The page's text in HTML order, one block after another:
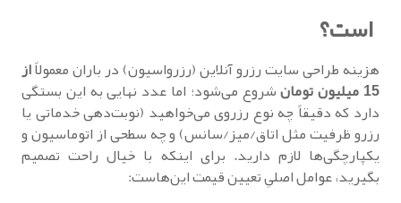
است؟
هزینه طراحی سایت رزرو آنلاین (رزرواسیون) در باران معمولاًاز
15 میلیون تومان شروع می‌شود؛ اما عدد نهایی به این بستگی
دارد که دقیقاً چه نوع رزروی می‌خواهید (نوبت‌دهی خدماتی یا
رزرو ظرفیت مثل اتاق/میز/سانس) و چه سطحی از اتوماسیون و
یکپارچگی‌ها لازم دارید. برای اینکه با خیال راحت تصمیم
بگیرید، عوامل اصلیِ تعیین قیمت این‌هاست: